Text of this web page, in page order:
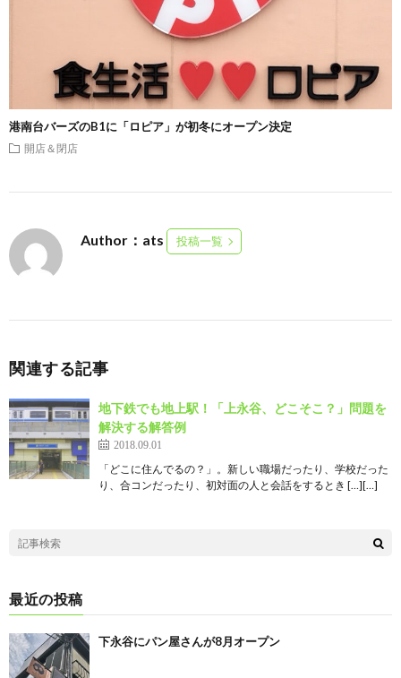
港南台バーズのB1に「ロピア」が初冬にオープン決定
開店＆閉店
Author：ats 投稿一覧
関連する記事
地下鉄でも地上駅！「上永谷、どこそこ？」問題を
解決する解答例
2018.09.01
「どこに住んでるの？」。新しい職場だったり、学校だった
り、合コンだったり、初対面の人と会話をするとき […][…]
最近の投稿
下永谷にパン屋さんが8月オープン